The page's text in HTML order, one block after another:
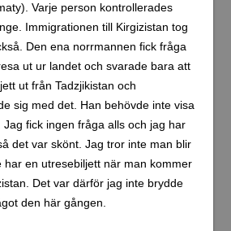
Varje person kontrollerades
Immigrationen till Kirgizistan tog
Den ena norrmannen fick fråga
ut ur landet och svarade bara att
ut från Tadzjikistan och
sig med det. Han behövde inte visa
fick ingen fråga alls och jag har
det var skönt. Jag tror inte man blir
har en utresebiljett när man kommer
Det var därför jag inte brydde
den här gången.